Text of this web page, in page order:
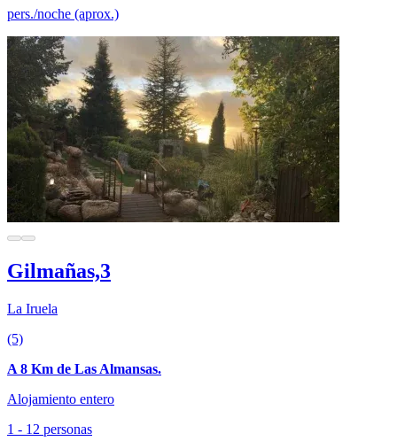
pers./noche (aprox.)
Gilmañas,3
La Iruela
(5)
A 8 Km de Las Almansas.
Alojamiento entero
1 - 12 personas